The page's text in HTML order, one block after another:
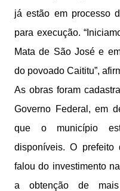
já estão em processo
para execução.
Mata de São José e
do povoado Caititu”,
As obras foram
Governo Federal, em
que o município
disponíveis. O prefeito
falou do investimento
a obtenção de mais